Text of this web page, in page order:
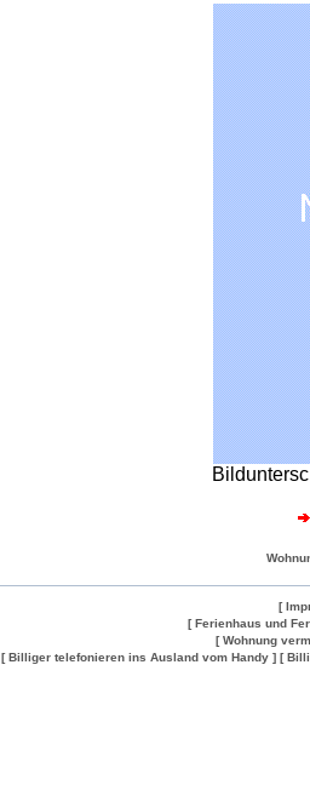
[
[ Ferienhaus und
[ Wohnung
[ Billiger telefonieren ins Ausland vom Handy ] [